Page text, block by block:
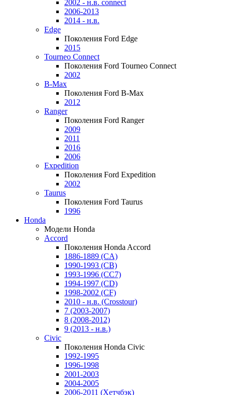
2002 - н.в. connect
2006-2013
2014 - н.в.
Edge
Поколения Ford Edge
2015
Tourneo Connect
Поколения Ford Tourneo Connect
2002
B-Max
Поколения Ford B-Max
2012
Ranger
Поколения Ford Ranger
2009
2011
2016
2006
Expedition
Поколения Ford Expedition
2002
Taurus
Поколения Ford Taurus
1996
Honda
Модели Honda
Accord
Поколения Honda Accord
1886-1889 (CA)
1990-1993 (CB)
1993-1996 (CC7)
1994-1997 (CD)
1998-2002 (CF)
2010 - н.в. (Crosstour)
7 (2003-2007)
8 (2008-2012)
9 (2013 - н.в.)
Civic
Поколения Honda Civic
1992-1995
1996-1998
2001-2003
2004-2005
2006-2011 (Хетчбэк)